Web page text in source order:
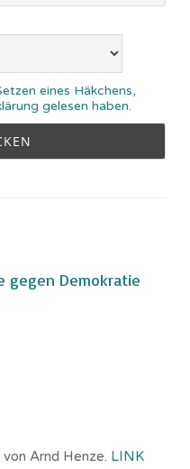
eines Häkchens,
gelesen haben.
gegen Demokratie
Arnd Henze. LINK